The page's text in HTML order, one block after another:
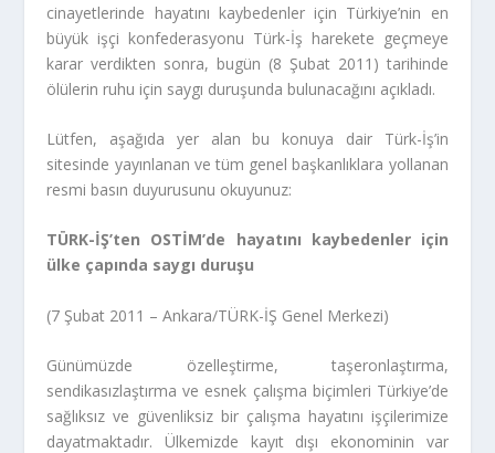
cinayetlerinde hayatını kaybedenler için Türkiye’nin en
büyük işçi konfederasyonu Türk-İş harekete geçmeye
karar verdikten sonra, bugün (8 Şubat 2011) tarihinde
ölülerin ruhu için saygı duruşunda bulunacağını açıkladı.
Lütfen, aşağıda yer alan bu konuya dair Türk-İş’in
sitesinde yayınlanan ve tüm genel başkanlıklara yollanan
resmi basın duyurusunu okuyunuz:
TÜRK-İŞ’ten OSTİM’de hayatını kaybedenler için
ülke çapında saygı duruşu
(7 Şubat 2011 – Ankara/TÜRK-İŞ Genel Merkezi)
Günümüzde özelleştirme, taşeronlaştırma,
sendikasızlaştırma ve esnek çalışma biçimleri Türkiye’de
sağlıksız ve güvenliksiz bir çalışma hayatını işçilerimize
dayatmaktadır. Ülkemizde kayıt dışı ekonominin var